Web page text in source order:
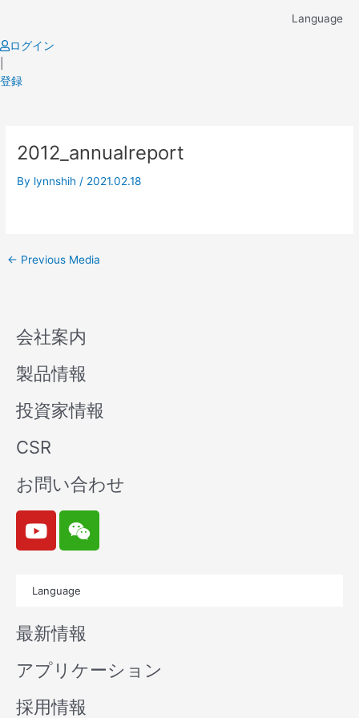
content
Language
ログイン
登録
2012_annualreport
By lynnshih / 2021.02.18
navigation
← Previous Media
会社案内
製品情報
投資家情報
CSR
お問い合わせ
Y
o
u
b
e
W
e
i
n
Language
最新情報
アプリケーション
採用情報